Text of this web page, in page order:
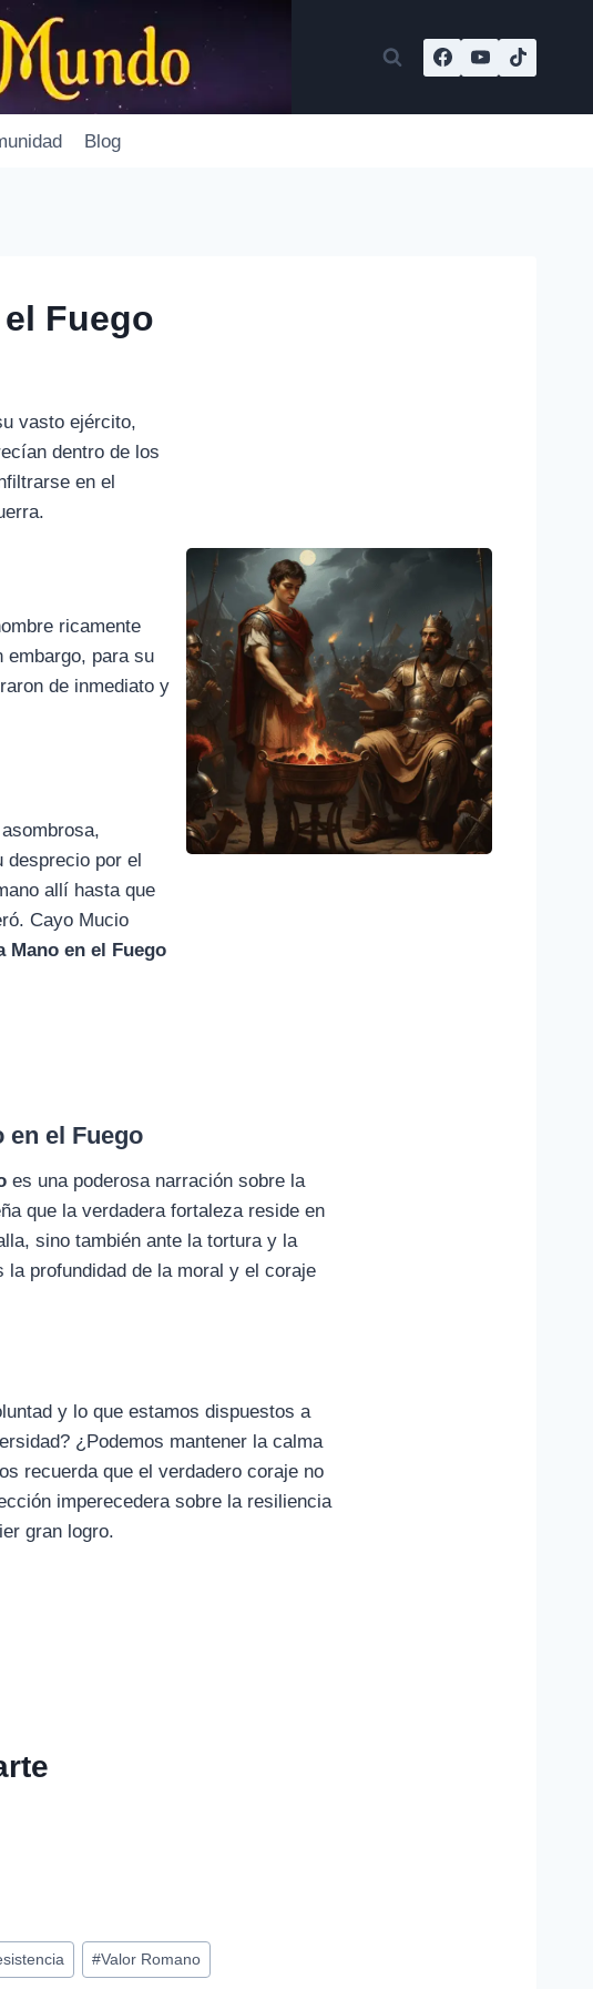
Blog
Fuego
vasto ejército,
dentro de los
en el
ricamente
embargo, para su
de inmediato y
desprecio por el
allí hasta que
Cayo Mucio
Mano en el Fuego
en el Fuego
es una poderosa narración sobre la
que la verdadera fortaleza reside en
sino también ante la tortura y la
profundidad de la moral y el coraje
y lo que estamos dispuestos a
¿Podemos mantener la calma
recuerda que el verdadero coraje no
imperecedera sobre la resiliencia
gran logro.
#Valor Romano